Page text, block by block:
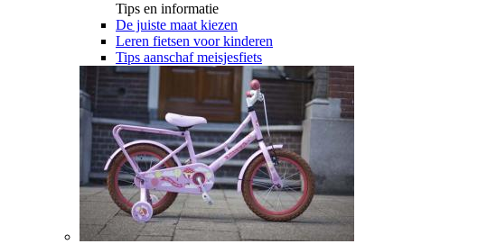
Tips en informatie
De juiste maat kiezen
Leren fietsen voor kinderen
Tips aanschaf meisjesfiets